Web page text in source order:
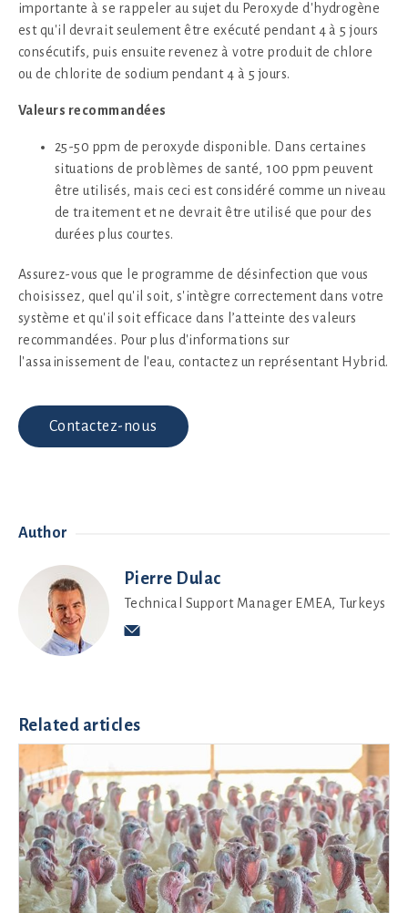
importante à se rappeler au sujet du Peroxyde d'hydrogène
est qu'il devrait seulement être exécuté pendant 4 à 5 jours
consécutifs, puis ensuite revenez à votre produit de chlore
ou de chlorite de sodium pendant 4 à 5 jours.
Valeurs recommandées
25-50 ppm de peroxyde disponible. Dans certaines
situations de problèmes de santé, 100 ppm peuvent
être utilisés, mais ceci est considéré comme un niveau
de traitement et ne devrait être utilisé que pour des
durées plus courtes.
Assurez-vous que le programme de désinfection que vous
choisissez, quel qu'il soit, s'intègre correctement dans votre
système et qu'il soit efficace dans l’atteinte des valeurs
recommandées. Pour plus d'informations sur
l'assainissement de l'eau, contactez un représentant Hybrid.
Contactez-nous
Author
Pierre Dulac
Technical Support Manager EMEA, Turkeys
Related articles